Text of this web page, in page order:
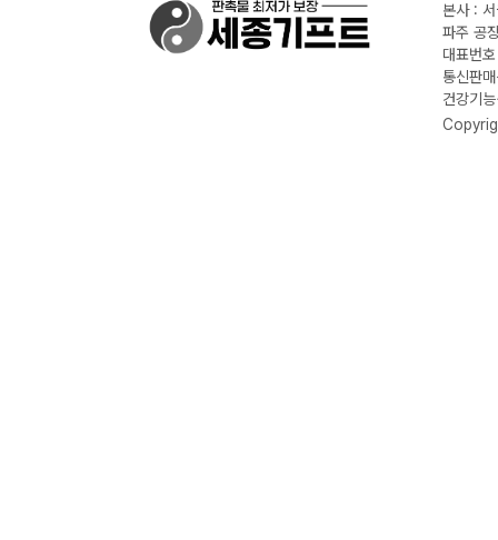
본사 :
파주 공
대표번
통신판
건강기